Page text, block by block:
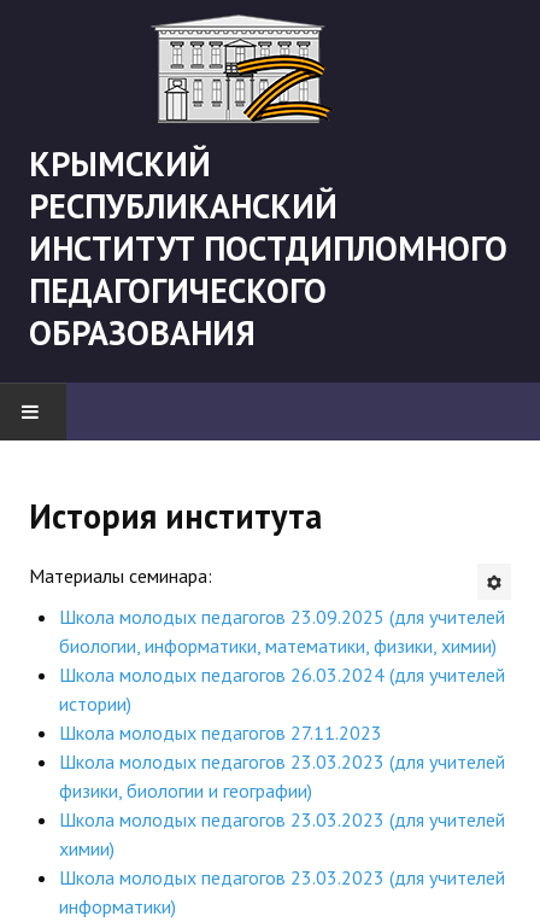
КРЫМСКИЙ
РЕСПУБЛИКАНСКИЙ
ИНСТИТУТ ПОСТДИПЛОМНОГО
ПЕДАГОГИЧЕСКОГО
ОБРАЗОВАНИЯ
"Боевая" русистика
Будни института
АНОНСЫ
Противодействие коррупции
В ПОМОЩЬ УЧИТЕЛЮ
Организация УВП
ГИА
История института
Материалы семинара:
Школа молодых педагогов 23.09.2025 (для учителей
биологии, информатики, математики, физики, химии)
Школа молодых педагогов 26.03.2024 (для учителей
истории)
Школа молодых педагогов 27.11.2023
Школа молодых педагогов 23.03.2023 (для учителей
физики, биологии и географии)
Школа молодых педагогов 23.03.2023 (для учителей
химии)
Школа молодых педагогов 23.03.2023 (для учителей
информатики)